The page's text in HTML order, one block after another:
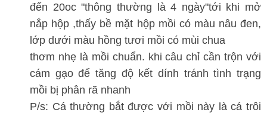
đến 20oc "thông thường là 4 ngày"tới khi mở
nắp hộp ,thấy bề mặt hộp mồi có màu nâu đen,
lớp dưới màu hồng tươi mồi có mùi chua
thơm nhẹ là mồi chuẩn. khi câu chỉ cần trộn với
cám gạo để tăng độ kết dính tránh tình trạng
mồi bị phân rã nhanh
P/s: Cá thường bắt được với mồi này là cá trôi